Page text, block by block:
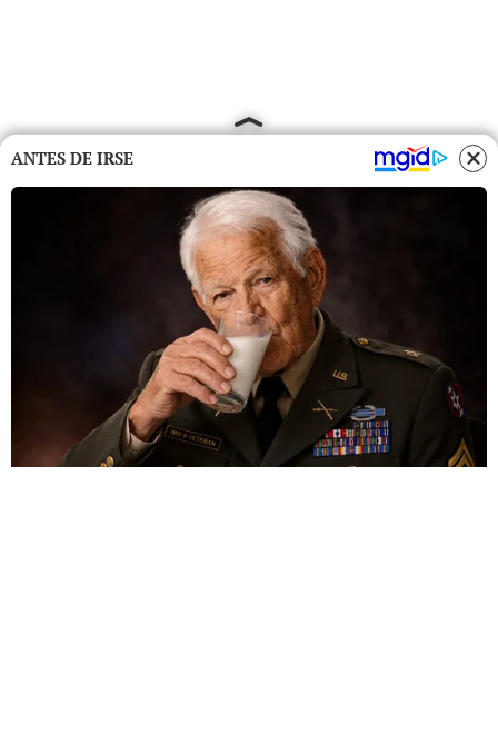
ANTES DE IRSE